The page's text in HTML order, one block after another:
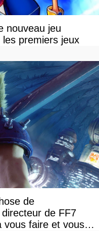
nouveau jeu
premiers jeux
de
de FF7
vous faire et vous